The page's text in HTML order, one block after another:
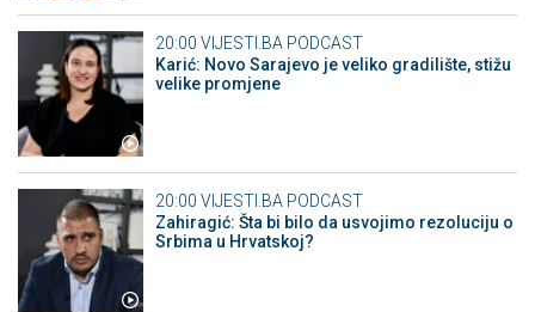
20:00 VIJESTI.BA PODCAST
Karić: Novo Sarajevo je veliko gradilište, stižu
velike promjene
20:00 VIJESTI.BA PODCAST
Zahiragić: Šta bi bilo da usvojimo rezoluciju o
Srbima u Hrvatskoj?